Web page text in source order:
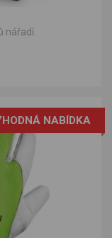
nářadí.
NABÍDKA